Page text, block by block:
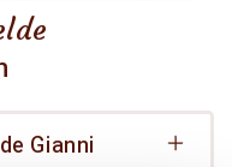
Gianni